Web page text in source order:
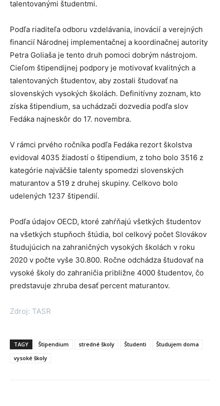
talentovanými študentmi.
Podľa riaditeľa odboru vzdelávania, inovácií a verejných
financií Národnej implementačnej a koordinačnej autority
Petra Goliaša je tento druh pomoci dobrým nástrojom.
Cieľom štipendijnej podpory je motivovať kvalitných a
talentovaných študentov, aby zostali študovať na
slovenských vysokých školách. Definitívny zoznam, kto
získa štipendium, sa uchádzači dozvedia podľa slov
Fedáka najneskôr do 17. novembra.
V rámci prvého ročníka podľa Fedáka rezort školstva
evidoval 4035 žiadostí o štipendium, z toho bolo 3516 z
kategórie najväčšie talenty spomedzi slovenských
maturantov a 519 z druhej skupiny. Celkovo bolo
udelených 1237 štipendií.
Podľa údajov OECD, ktoré zahŕňajú všetkých študentov
na všetkých stupňoch štúdia, bol celkový počet Slovákov
študujúcich na zahraničných vysokých školách v roku
2020 v počte vyše 30.800. Ročne odchádza študovať na
vysoké školy do zahraničia približne 4000 študentov, čo
predstavuje zhruba desať percent maturantov.
Zdroj: TASR
TAGY Štipendium stredné školy Študenti
Študujem doma
vysoké školy